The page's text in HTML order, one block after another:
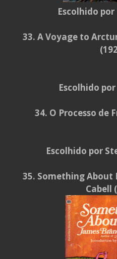
Escolhido
33. A Voyage to
Escolhido
34. O Processo de
Escolhido por
35. Something About
Cabell